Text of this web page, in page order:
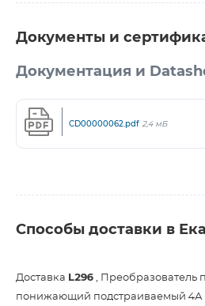
Документы и
Документация и
CD00000062.pdf 2,4 мБ
Способы доставки в
Доставка L296 , Преобразователь
понижающий подстраиваемый 4А